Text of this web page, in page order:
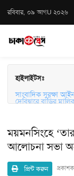
রবিবার, ০৯ আগU ২০২৬
হাইলাইটসঃ
সাংবাদিক সুরক্ষা
ময়মনসিংহে
আলোচনা সভা
প্রিন্ট করুন